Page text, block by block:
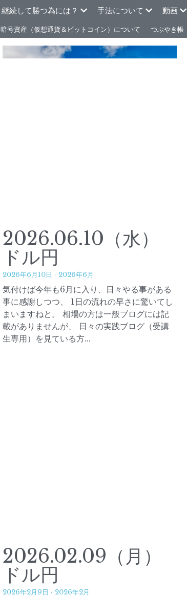
継続して勝つ為には？ 手法について 動画
暗号資産（仮想通貨＆ビットコイン）について つぶやき帳
2026.06.10（水）
ドル円
2026年6月10日 · 2026年6月
気付けば今年も6月に入り、日々やる事がある
事に感謝しつつ、 1日の流れの早さに驚いてし
まいますねと。 相場の方は一般ブログには記
載がありませんが、 日々の実践ブログ（受講
生専用）を見ている方...
2026.02.09（月）
ドル円
2026年2月9日 · 2026年2月